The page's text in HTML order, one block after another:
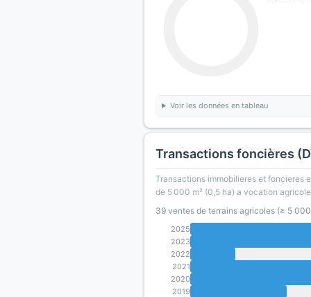
Voir les données en tableau
Transactions foncières
Transactions immobilieres et foncieres
de 5 000 m² (0,5 ha) a vocation
39 ventes de terrains agricoles (≥ 5
2025
2023
2022
2021
2020
2019